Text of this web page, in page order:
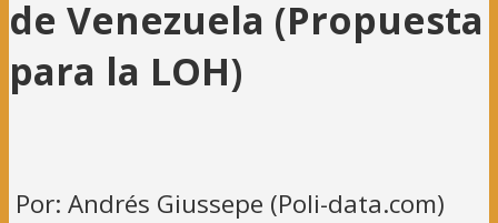
de Venezuela (Propuesta
para la LOH)
Por: Andrés Giussepe (Poli-data.com)